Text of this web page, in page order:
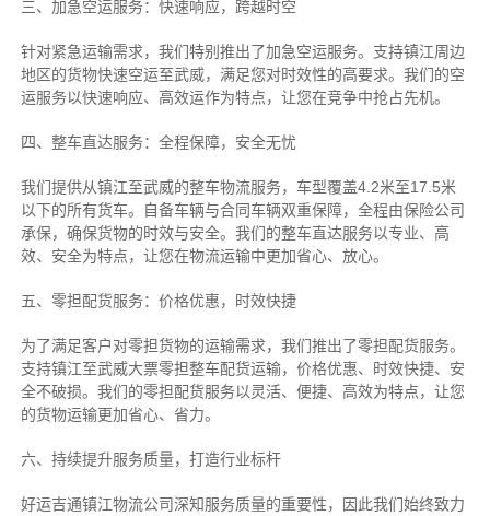
三、加急空运服务：快速响应，跨越时空
针对紧急运输需求，我们特别推出了加急空运服务。支持镇江周边
地区的货物快速空运至武威，满足您对时效性的高要求。我们的空
运服务以快速响应、高效运作为特点，让您在竞争中抢占先机。
四、整车直达服务：全程保障，安全无忧
我们提供从镇江至武威的整车物流服务，车型覆盖4.2米至17.5米
以下的所有货车。自备车辆与合同车辆双重保障，全程由保险公司
承保，确保货物的时效与安全。我们的整车直达服务以专业、高
效、安全为特点，让您在物流运输中更加省心、放心。
五、零担配货服务：价格优惠，时效快捷
为了满足客户对零担货物的运输需求，我们推出了零担配货服务。
支持镇江至武威大票零担整车配货运输，价格优惠、时效快捷、安
全不破损。我们的零担配货服务以灵活、便捷、高效为特点，让您
的货物运输更加省心、省力。
六、持续提升服务质量，打造行业标杆
好运吉通镇江物流公司深知服务质量的重要性，因此我们始终致力